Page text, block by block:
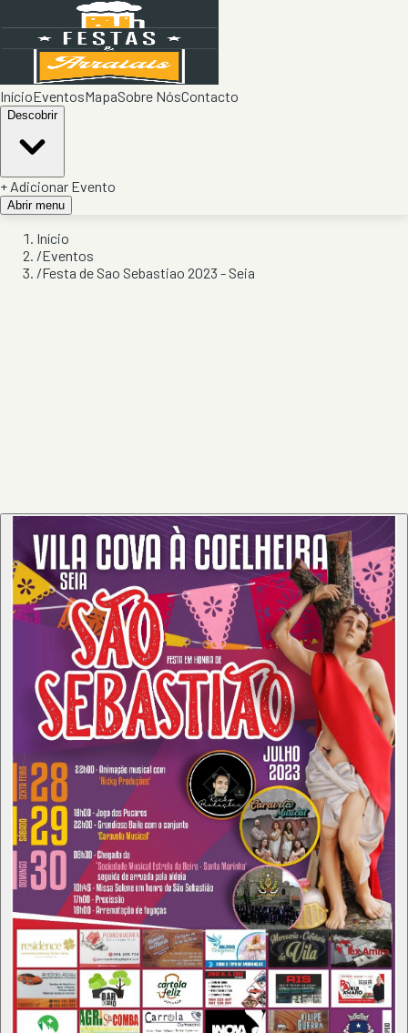
InícioEventosMapaSobre NósContacto
Descobrir
+ Adicionar Evento
Abrir menu
Início
/Eventos
/Festa de Sao Sebastiao 2023 - Seia